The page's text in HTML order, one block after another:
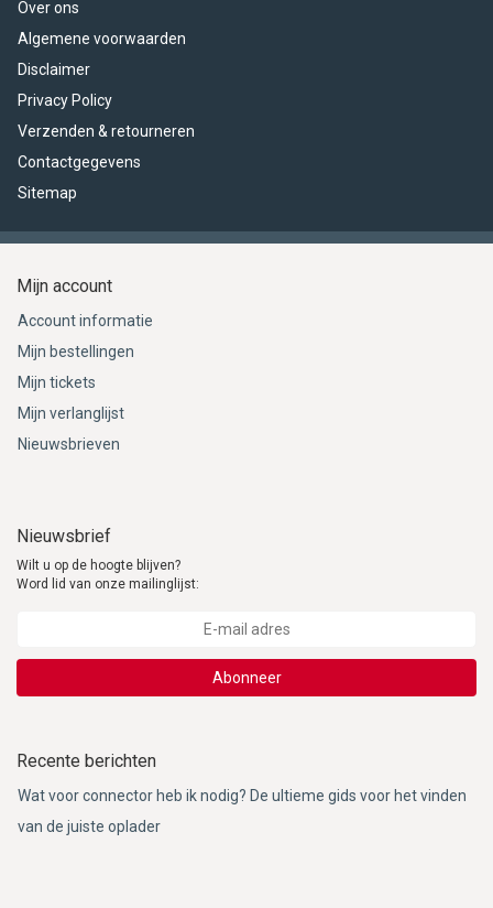
Over ons
Algemene voorwaarden
Disclaimer
Privacy Policy
Verzenden & retourneren
Contactgegevens
Sitemap
Mijn account
Account informatie
Mijn bestellingen
Mijn tickets
Mijn verlanglijst
Nieuwsbrieven
Nieuwsbrief
Wilt u op de hoogte blijven?
Word lid van onze mailinglijst:
Abonneer
Recente berichten
Wat voor connector heb ik nodig? De ultieme gids voor het vinden
van de juiste oplader